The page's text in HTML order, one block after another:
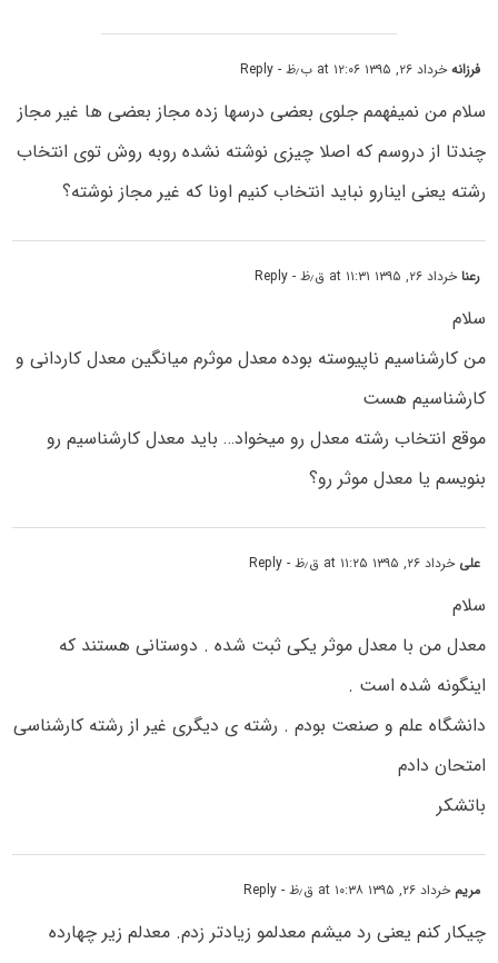
فرزانهخرداد ۲۶, ۱۳۹۵ at ۱۲:۰۶ ب٫ظ - Reply
سلام من نمیفهمم جلوی بعضی درسها زده مجاز بعضی ها غیر مجاز
چندتا از دروسم که اصلا چیزی نوشته نشده روبه روش توی انتخاب
رشته یعنی اینارو نباید انتخاب کنیم اونا که غیر مجاز نوشته؟
رعناخرداد ۲۶, ۱۳۹۵ at ۱۱:۳۱ ق٫ظ - Reply
سلام
من کارشناسیم ناپیوسته بوده معدل موثرم میانگین معدل کاردانی و
کارشناسیم هست
موقع انتخاب رشته معدل رو میخواد… باید معدل کارشناسیم رو
بنویسم یا معدل موثر رو؟
علی خرداد ۲۶, ۱۳۹۵ at ۱۱:۲۵ ق٫ظ - Reply
سلام
معدل من با معدل موثر یکی ثبت شده . دوستانی هستند که
اینگونه شده است .
دانشگاه علم و صنعت بودم . رشته ی دیگری غیر از رشته کارشناسی
امتحان دادم
باتشکر
مریم خرداد ۲۶, ۱۳۹۵ at ۱۰:۳۸ ق٫ظ - Reply
چیکار کنم یعنی رد میشم معدلمو زیادتر زدم. معدلم زیر چهارده